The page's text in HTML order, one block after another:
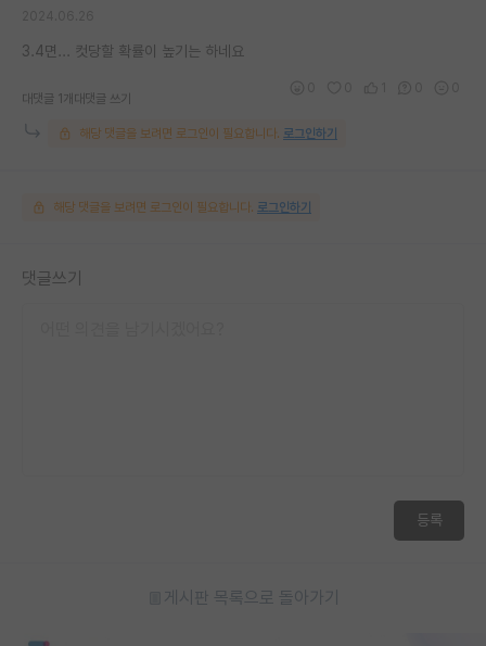
3.4면... 컷당할 확률이 높기는 하네요
대댓글 1개 대댓글 쓰기
해당 댓글을 보려면 로그인이 필요합니다. 로그인하기
해당 댓글을 보려면 로그인이 필요합니다. 로그인하기
댓글쓰기
등록
게시판 목록으로 돌아가기